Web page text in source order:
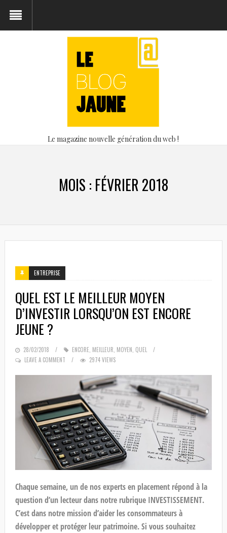
Le magazine nouvelle génération du web !
MOIS : FÉVRIER 2018
ENTREPRISE
QUEL EST LE MEILLEUR MOYEN
D’INVESTIR LORSQU’ON EST ENCORE
JEUNE ?
POSTED
ON
28/02/2018 ENCORE MEILLEUR MOYEN QUEL
LEAVE A COMMENT
2974 VIEWS
Chaque semaine, un de nos experts en placement répond à la
question d’un lecteur dans notre rubrique INVESTISSEMENT.
C’est dans notre mission d’aider les consommateurs à
développer et protéger leur patrimoine. Si vous souhaitez